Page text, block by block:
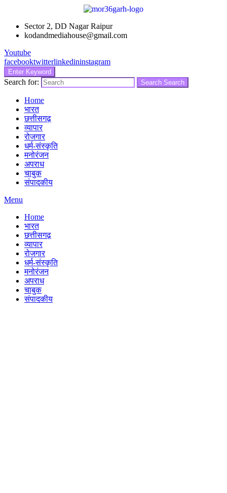
Sector 2, DD Nagar Raipur
kodandmediahouse@gmail.com
Youtube
facebooktwitterlinkedininstagram
Enter Keyword
Search for: Search Search
Home
भारत
छत्तीसगढ़
व्यापार
रोजगार
धर्म-संस्कृति
मनोरंजन
अपराध
चाबुक
संपादकीय
Menu
Home
भारत
छत्तीसगढ़
व्यापार
रोजगार
धर्म-संस्कृति
मनोरंजन
अपराध
चाबुक
संपादकीय